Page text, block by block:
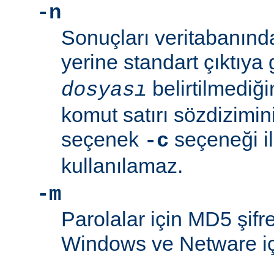
-n
Sonuçları
yerine standart
dosyası
komut satırı
seçenek -c seçeneği
kullanılamaz.
-m
Parolalar için MD5
Windows ve Netware